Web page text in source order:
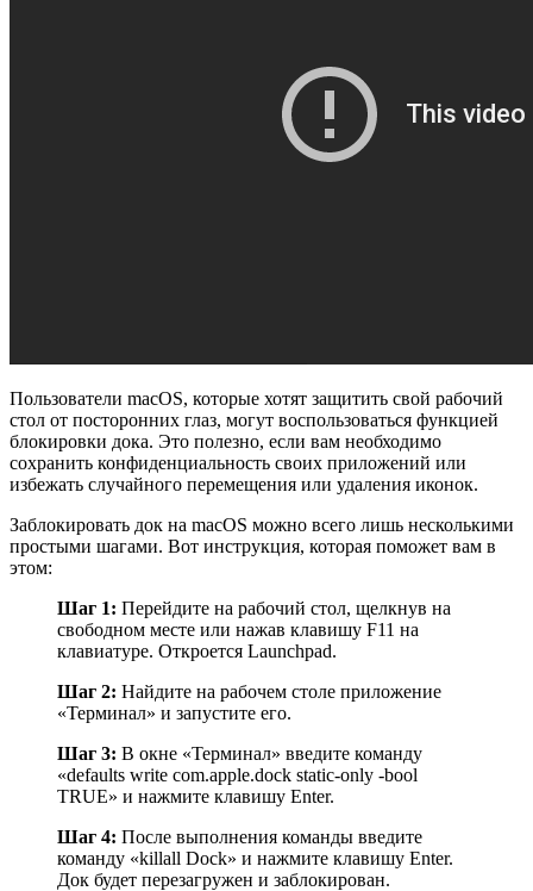
Пользователи macOS, которые хотят защитить свой рабочий
стол от посторонних глаз, могут воспользоваться функцией
блокировки дока. Это полезно, если вам необходимо
сохранить конфиденциальность своих приложений или
избежать случайного перемещения или удаления иконок.
Заблокировать док на macOS можно всего лишь несколькими
простыми шагами. Вот инструкция, которая поможет вам в
этом:
Шаг 1: Перейдите на рабочий стол, щелкнув на
свободном месте или нажав клавишу F11 на
клавиатуре. Откроется Launchpad.
Шаг 2: Найдите на рабочем столе приложение
«Терминал» и запустите его.
Шаг 3: В окне «Терминал» введите команду
«defaults write com.apple.dock static-only -bool
TRUE» и нажмите клавишу Enter.
Шаг 4: После выполнения команды введите
команду «killall Dock» и нажмите клавишу Enter.
Док будет перезагружен и заблокирован.